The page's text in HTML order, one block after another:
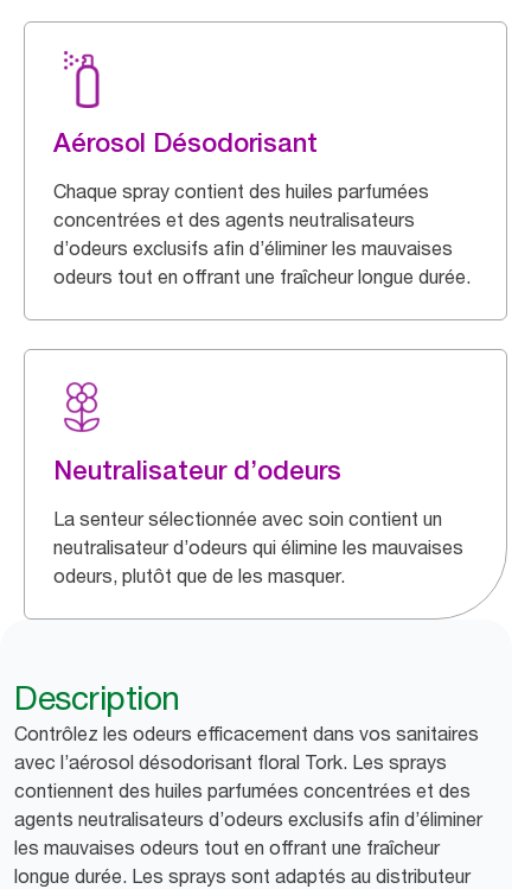
Aérosol Désodorisant
Chaque spray contient des huiles parfumées
concentrées et des agents neutralisateurs
d’odeurs exclusifs afin d’éliminer les mauvaises
odeurs tout en offrant une fraîcheur longue durée.
Neutralisateur d’odeurs
La senteur sélectionnée avec soin contient un
neutralisateur d’odeurs qui élimine les mauvaises
odeurs, plutôt que de les masquer.
Description
Contrôlez les odeurs efficacement dans vos sanitaires
avec l’aérosol désodorisant floral Tork. Les sprays
contiennent des huiles parfumées concentrées et des
agents neutralisateurs d’odeurs exclusifs afin d’éliminer
les mauvaises odeurs tout en offrant une fraîcheur
longue durée. Les sprays sont adaptés au distributeur